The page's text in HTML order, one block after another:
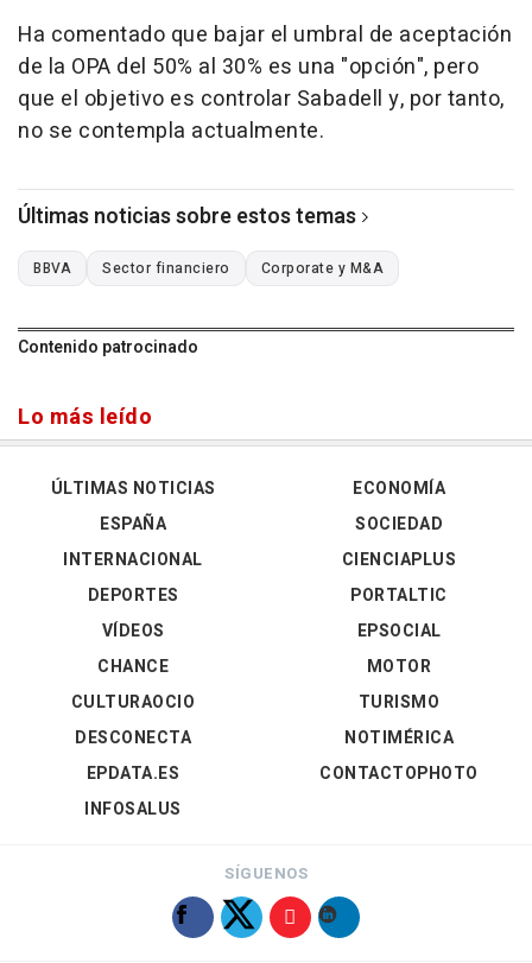
Ha comentado que bajar el umbral de aceptación
de la OPA del 50% al 30% es una "opción", pero
que el objetivo es controlar Sabadell y, por tanto,
no se contempla actualmente.
Últimas noticias sobre estos temas
BBVA Sector financiero Corporate y M&A
Contenido patrocinado
Lo más leído
ÚLTIMAS NOTICIAS
ESPAÑA
INTERNACIONAL
DEPORTES
VÍDEOS
ECONOMÍA
SOCIEDAD
CIENCIAPLUS
PORTALTIC
EPSOCIAL
CHANCE
CULTURAOCIO
DESCONECTA
EPDATA.ES
INFOSALUS
MOTOR
TURISMO
NOTIMÉRICA
CONTACTOPHOTO
SÍGUENOS